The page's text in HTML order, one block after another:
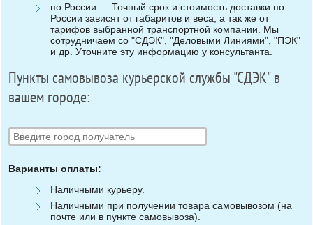
по России — Точный срок и стоимость доставки по
России зависят от габаритов и веса, а так же от
тарифов выбранной транспортной компании. Мы
сотрудничаем со "СДЭК", "Деловыми Линиями", "ПЭК"
и др. Уточните эту информацию у консультанта.
Пункты самовывоза курьерской службы "СДЭК" в
вашем городе:
Варианты оплаты:
Наличными курьеру.
Наличными при получении товара самовывозом (на
почте или в пункте самовывоза).